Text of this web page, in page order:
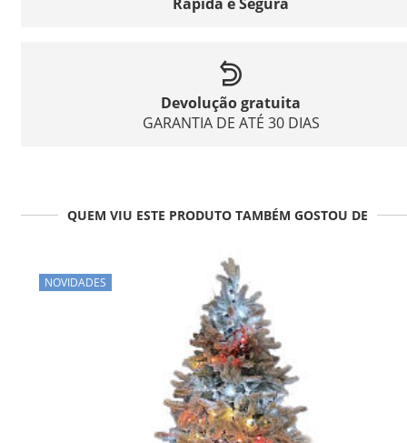
Devolução gratuita
GARANTIA DE ATÉ 30 DIAS
QUEM VIU ESTE PRODUTO TAMBÉM GOSTOU DE
NOVIDADES